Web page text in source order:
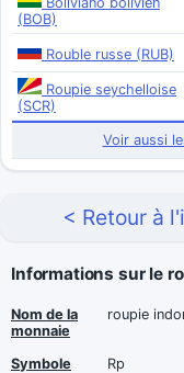
(BOB)
Rouble russe (RUB)
Roupie seychelloise
(SCR)
Voir aussi
< Retour à
Informations sur le
Nom de la
monnaie
roupie
Symbole
Rp